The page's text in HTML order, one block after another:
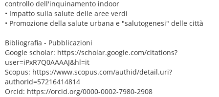
controllo dell'inquinamento indoor
• Impatto sulla salute delle aree verdi
• Promozione della salute urbana e "salutogenesi" delle città
Bibliografia - Pubblicazioni
Google scholar: https://scholar.google.com/citations?
user=iPxR7Q0AAAAJ&hl=it
Scopus: https://www.scopus.com/authid/detail.uri?
authorId=57216414814
Orcid: https://orcid.org/0000-0002-7980-2908